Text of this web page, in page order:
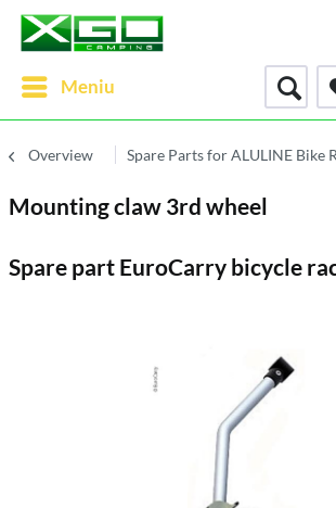
Meniu
Overview Spare Parts for ALULINE Bike
Mounting claw 3rd wheel
Spare part EuroCarry bicycle